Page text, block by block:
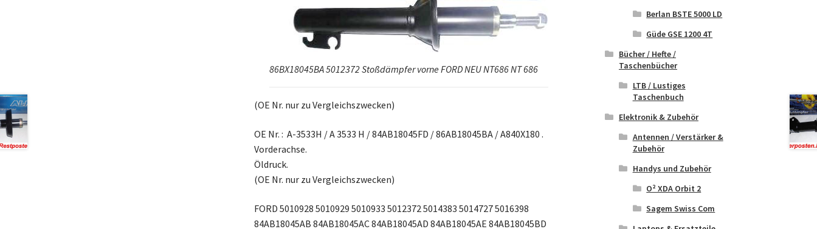
86BX18045BA 5012372 Stoßdämpfer vorne FORD NEU NT686 NT 686
(OE Nr. nur zu Vergleichszwecken)
OE Nr. : A-3533H / A 3533 H / 84AB18045FD / 86AB18045BA / A840X180 .
Vorderachse.
Öldruck.
(OE Nr. nur zu Vergleichszwecken)
FORD 5010928 5010929 5010933 5012372 5014383 5014727 5016398
84AB18045AB 84AB18045AC 84AB18045AD 84AB18045AE 84AB18045BD
Berlan BSTE 5000 LD
Güde GSE 1200 4T
Bücher / Hefte /
Taschenbücher
LTB / Lustiges
Taschenbuch
Elektronik & Zubehör
Antennen / Verstärker &
Zubehör
Handys und Zubehör
O² XDA Orbit 2
Sagem Swiss Com